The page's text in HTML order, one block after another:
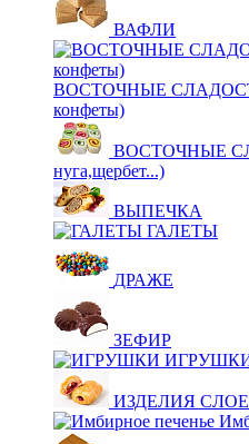
ВАФЛИ
ВОСТОЧНЫЕ СЛАДОСТИ
конфеты)
ВОСТОЧНЫЕ
нуга,щербет...)
ВЫПЕЧКА
ГАЛЕТЫ
ДРАЖЕ
ЗЕФИР
ИЗДЕЛИЯ